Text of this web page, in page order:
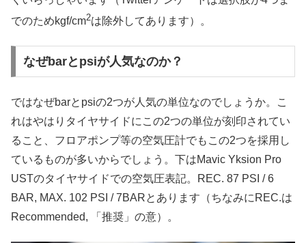
でのためkgf/cm2は除外してあります）。
なぜbarとpsiが人気なのか？
ではなぜbarとpsiの2つが人気の単位なのでしょうか。こ
れはやはりタイヤサイドにこの2つの単位が刻印されてい
ること、フロアポンプ等の空気圧計でもこの2つを採用し
ているものが多いからでしょう。下はMavic Yksion Pro
USTのタイヤサイドでの空気圧表記。REC. 87 PSI / 6
BAR, MAX. 102 PSI / 7BARとあります（ちなみにREC.は
Recommended, 「推奨」の意）。